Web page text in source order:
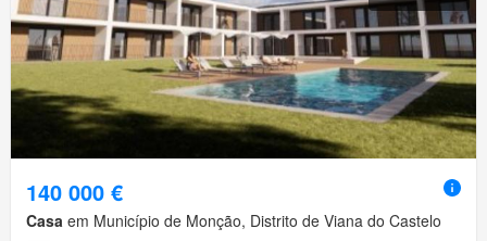
140 000 €
Casa em Município de Monção, Distrito de Viana do Castelo